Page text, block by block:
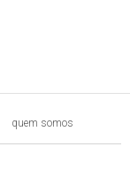
quem somos